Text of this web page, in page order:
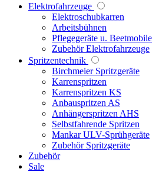
Elektrofahrzeuge
Elektroschubkarren
Arbeitsbühnen
Pflegegeräte u. Beetmobile
Zubehör Elektrofahrzeuge
Spritzentechnik
Birchmeier Spritzgeräte
Karrenspritzen
Karrenspritzen KS
Anbauspritzen AS
Anhängerspritzen AHS
Selbstfahrende Spritzen
Mankar ULV-Sprühgeräte
Zubehör Spritzgeräte
Zubehör
Sale